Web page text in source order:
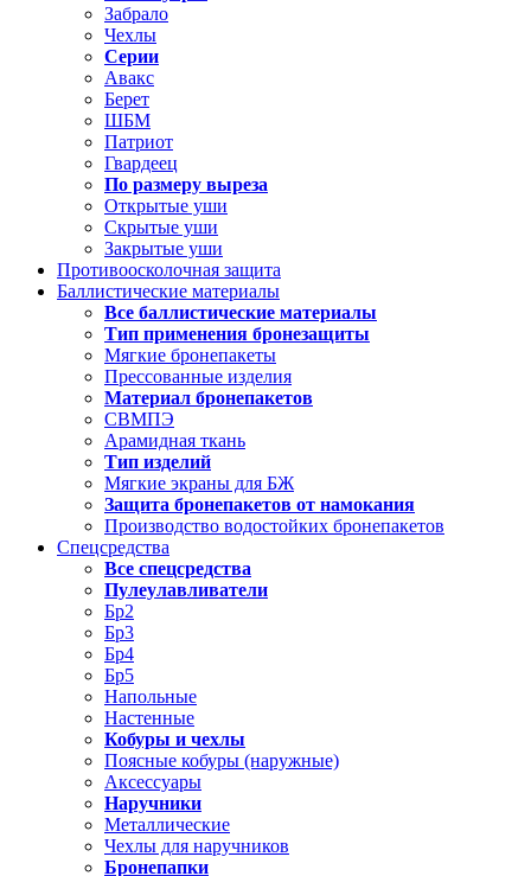
Забрало
Чехлы
Серии
Авакс
Берет
ШБМ
Патриот
Гвардеец
По размеру выреза
Открытые уши
Скрытые уши
Закрытые уши
Противоосколочная защита
Баллистические материалы
Все баллистические материалы
Тип применения бронезащиты
Мягкие бронепакеты
Прессованные изделия
Материал бронепакетов
СВМПЭ
Арамидная ткань
Тип изделий
Мягкие экраны для БЖ
Защита бронепакетов от намокания
Производство водостойких бронепакетов
Спецсредства
Все спецсредства
Пулеулавливатели
Бр2
Бр3
Бр4
Бр5
Напольные
Настенные
Кобуры и чехлы
Поясные кобуры (наружные)
Аксессуары
Наручники
Металлические
Чехлы для наручников
Бронепапки